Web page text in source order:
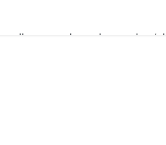
von kurz dauernden